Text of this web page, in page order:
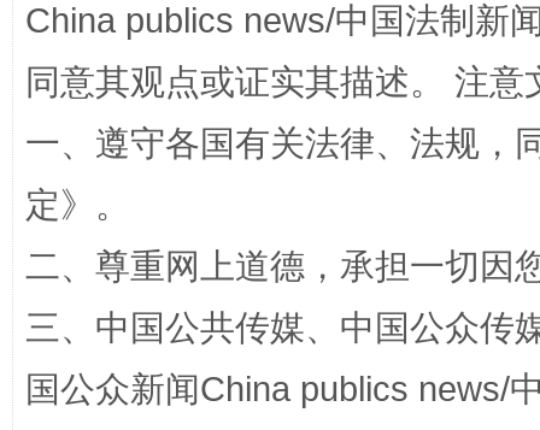
国家大学科技园优化重塑工作
China publics news/中国法制新
同意其观点或证实其描述。 注
一、遵守各国有关法律、法规，
定》。
二、尊重网上道德，承担一切因
三、中国公共传媒、中国公众传
国公众新闻China publics news/